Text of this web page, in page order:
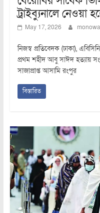
ট্রাইব্যুনালে নেওয়া
May 17, 2026
নিজস্ব প্রতিবেদক (ঢাকা),
প্রথম শহীদ আবু সাঈদ হত্যায়
সাজাপ্রাপ্ত আসামি রংপুর
বিস্তারিত